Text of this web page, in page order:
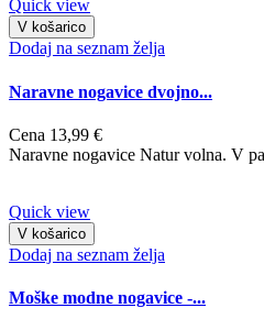
Quick view
V košarico
Dodaj na seznam želja
Naravne nogavice dvojno...
Cena 13,99 €
Naravne nogavice Natur volna. V
Quick view
V košarico
Dodaj na seznam želja
Moške modne nogavice -...